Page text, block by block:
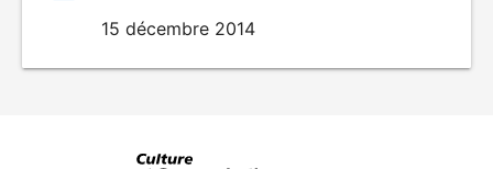
15 décembre 2014